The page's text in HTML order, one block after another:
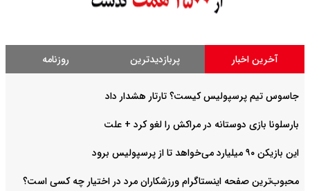
آخرین اخبار پربازدیدترین روزنامه
جاسوس تیم پرسپولیس کیست؟ تارتار هشدار داد
بارسلونا بازی دوستانه در مراکش را لغو کرد + علت
این بازیکن ۹۰ میلیارد می‌خواهد تا از پرسپولیس برود
محبوب‌ترین صفحه اینستاگرام ورزشکاران مرد در اختیار چه کسی است؟